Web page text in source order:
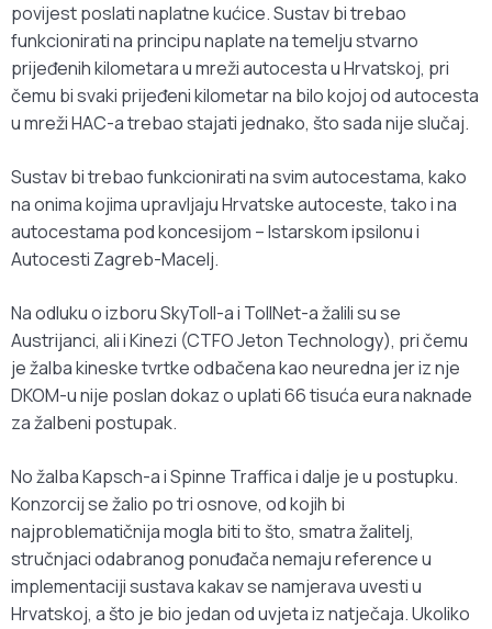
povijest poslati naplatne kućice. Sustav bi trebao
funkcionirati na principu naplate na temelju stvarno
prijeđenih kilometara u mreži autocesta u Hrvatskoj, pri
čemu bi svaki prijeđeni kilometar na bilo kojoj od autocesta
u mreži HAC-a trebao stajati jednako, što sada nije slučaj.
Sustav bi trebao funkcionirati na svim autocestama, kako
na onima kojima upravljaju Hrvatske autoceste, tako i na
autocestama pod koncesijom – Istarskom ipsilonu i
Autocesti Zagreb-Macelj.
Na odluku o izboru SkyToll-a i TollNet-a žalili su se
Austrijanci, ali i Kinezi (CTFO Jeton Technology), pri čemu
je žalba kineske tvrtke odbačena kao neuredna jer iz nje
DKOM-u nije poslan dokaz o uplati 66 tisuća eura naknade
za žalbeni postupak.
No žalba Kapsch-a i Spinne Traffica i dalje je u postupku.
Konzorcij se žalio po tri osnove, od kojih bi
najproblematičnija mogla biti to što, smatra žalitelj,
stručnjaci odabranog ponuđača nemaju reference u
implementaciji sustava kakav se namjerava uvesti u
Hrvatskoj, a što je bio jedan od uvjeta iz natječaja. Ukoliko